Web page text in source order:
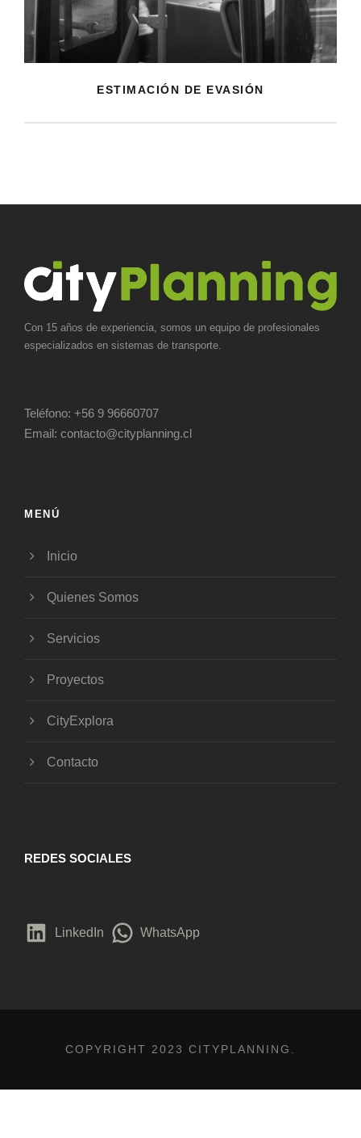
ESTIMACIÓN DE EVASIÓN
Con 15 años de experiencia, somos un equipo de profesionales
especializados en sistemas de transporte.
Teléfono: +56 9 96660707
Email: contacto@cityplanning.cl
MENÚ
Inicio
Quienes Somos
Servicios
Proyectos
CityExplora
Contacto
REDES SOCIALES
LinkedIn WhatsApp
COPYRIGHT 2023 CITYPLANNING.